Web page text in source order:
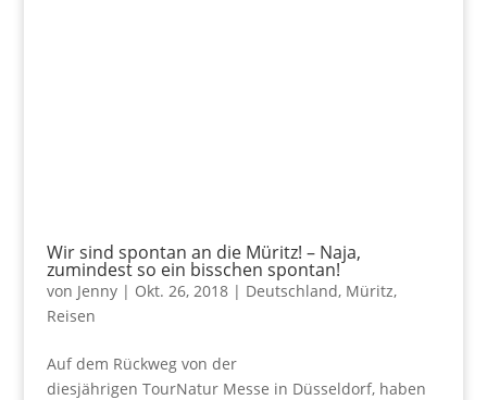
Wir sind spontan an die Müritz! – Naja,
zumindest so ein bisschen spontan!
von Jenny| Okt. 26, 2018| Deutschland, Müritz,
Reisen
Auf dem Rückweg von der
diesjährigen TourNatur Messe in Düsseldorf, haben